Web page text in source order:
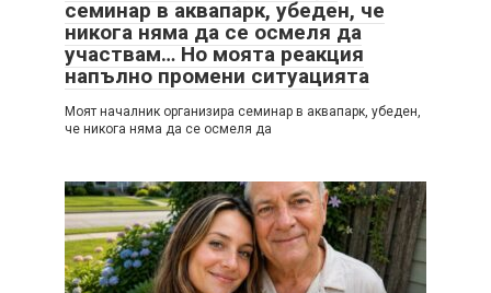
семинар в аквапарк, убеден, че
никога няма да се осмеля да
участвам… Но моята реакция
напълно промени ситуацията
Моят началник организира семинар в аквапарк, убеден,
че никога няма да се осмеля да